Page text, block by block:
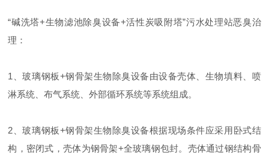
“碱洗塔+生物滤池除臭设备+活性炭吸附塔”污水处理站恶臭治
理：
1、玻璃钢板+钢骨架生物除臭设备由设备壳体、生物填料、喷
淋系统、布气系统、外部循环系统等系统组成。
2、玻璃钢板+钢骨架生物除臭设备根据现场条件应采用卧式结
构，密闭式，壳体为钢骨架+全玻璃钢包封。壳体通过钢结构骨